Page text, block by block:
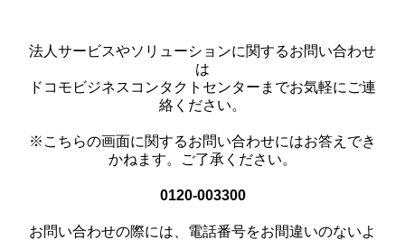
法人サービスやソリューションに関するお問い合わせ
は
ドコモビジネスコンタクトセンターまでお気軽にご連
絡ください。
※こちらの画面に関するお問い合わせにはお答えでき
かねます。ご了承ください。
0120-003300
お問い合わせの際には、電話番号をお間違いのないよ